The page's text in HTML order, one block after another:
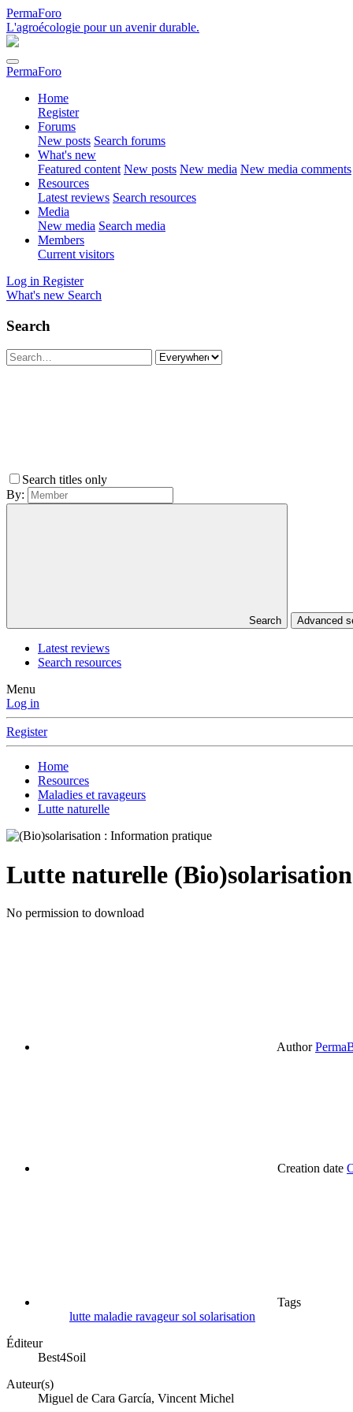
PermaForo
L'agroécologie pour un avenir durable.
PermaForo
Home
Register
Forums
New posts Search forums
What's new
Featured content New posts New media New media comments
Resources
Latest reviews Search resources
Media
New media Search media
Members
Current visitors
Log in Register
What's new Search
Search
Search titles only
By:
Search Advanced
Latest reviews
Search resources
Menu
Log in
Register
Home
Resources
Maladies et ravageurs
Lutte naturelle
Lutte naturelle
No permission to download
Author
Creation date
Tags
lutte maladie ravageursol solarisation
Éditeur
Best4Soil
Auteur(s)
Miguel de Cara García, Vincent Michel